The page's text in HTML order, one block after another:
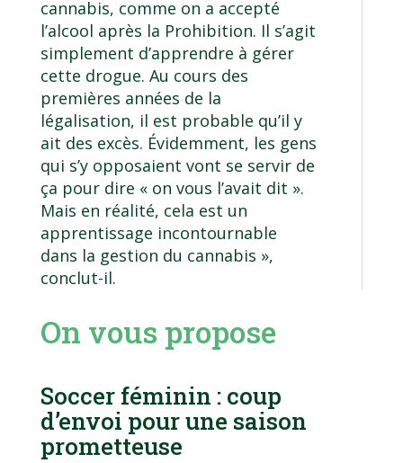
cannabis, comme on a accepté
l’alcool après la Prohibition. Il s’agit
simplement d’apprendre à gérer
cette drogue. Au cours des
premières années de la
légalisation, il est probable qu’il y
ait des excès. Évidemment, les gens
qui s’y opposaient vont se servir de
ça pour dire « on vous l’avait dit ».
Mais en réalité, cela est un
apprentissage incontournable
dans la gestion du cannabis »,
conclut-il.
On vous propose
Soccer féminin : coup
d’envoi pour une saison
prometteuse